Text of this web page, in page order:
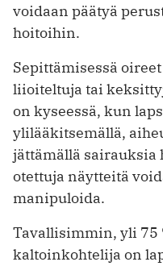
voidaan päätyä
hoitoihin.
Sepittämisessä
liioiteltuja tai
on kyseessä, kun
ylilääkitsemällä,
jättämällä sairauksia
otettuja näytteitä
manipuloida.
Tavallisimmin, yli 75
kaltoinkohtelija on